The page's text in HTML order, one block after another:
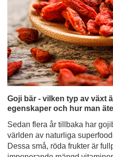
Goji bär - vilken typ av växt
egenskaper och hur man
Sedan flera år tillbaka har
världen av naturliga
Dessa små, röda frukter är
imponerande mängd
antioxidanter, samtidigt som
att notera att medan vi i
gojibär, äts de ofta färska i de
har sitt ursprung.